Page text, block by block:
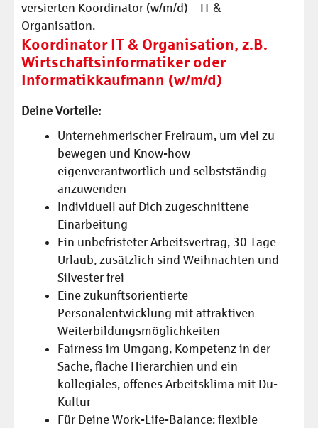
versierten Koordinator (w/m/d) – IT &
Organisation.
Koordinator IT & Organisation, z.B.
Wirtschaftsinformatiker oder
Informatikkaufmann (w/m/d)
Deine Vorteile:
Unternehmerischer Freiraum, um viel zu
bewegen und Know-how
eigenverantwortlich und selbstständig
anzuwenden
Individuell auf Dich zugeschnittene
Einarbeitung
Ein unbefristeter Arbeitsvertrag, 30 Tage
Urlaub, zusätzlich sind Weihnachten und
Silvester frei
Eine zukunftsorientierte
Personalentwicklung mit attraktiven
Weiterbildungsmöglichkeiten
Fairness im Umgang, Kompetenz in der
Sache, flache Hierarchien und ein
kollegiales, offenes Arbeitsklima mit Du-
Kultur
Für Deine Work-Life-Balance: flexible